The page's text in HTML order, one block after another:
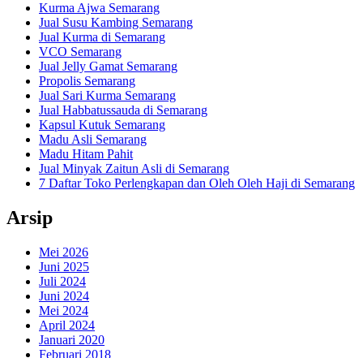
Kurma Ajwa Semarang
Jual Susu Kambing Semarang
Jual Kurma di Semarang
VCO Semarang
Jual Jelly Gamat Semarang
Propolis Semarang
Jual Sari Kurma Semarang
Jual Habbatussauda di Semarang
Kapsul Kutuk Semarang
Madu Asli Semarang
Madu Hitam Pahit
Jual Minyak Zaitun Asli di Semarang
7 Daftar Toko Perlengkapan dan Oleh Oleh Haji di Semarang
Arsip
Mei 2026
Juni 2025
Juli 2024
Juni 2024
Mei 2024
April 2024
Januari 2020
Februari 2018